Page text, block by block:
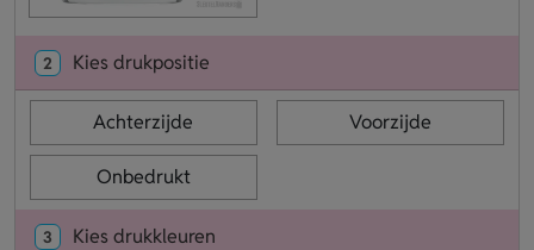
2 Kies drukpositie
Achterzijde Voorzijde
Onbedrukt
3 Kies drukkleuren